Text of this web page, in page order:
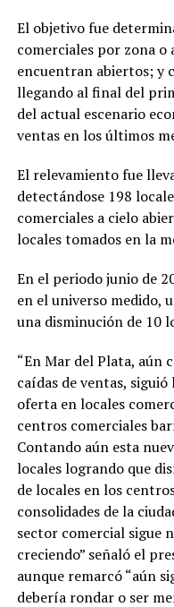
El objetivo fue
comerciales por zona
encuentran abiertos; y
llegando al final del
del actual escenario
ventas en los últimos
El relevamiento fue
detectándose 198
comerciales a cielo
locales tomados en la
En el periodo junio de
en el universo medido,
una disminución de 10
“En Mar del Plata, aún
caídas de ventas,
oferta en locales
centros comerciales
Contando aún esta
locales logrando que
de locales en los
consolidades de la
sector comercial sigue
creciendo” señaló el
aunque remarcó “aún
debería rondar o ser